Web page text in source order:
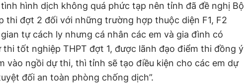
hình dịch không quá phức tạp nên tỉnh đã đề nghị Bộ
thi đợt 2 đối với những trường hợp thuộc diện F1, F2
tự cách ly nhưng cá nhân các em và gia đình có
thi tốt nghiệp THPT đợt 1, được lãnh đạo điểm thi đồng ý
vào ngồi dự thi, thì tỉnh sẽ tạo điều kiện cho các em dự
đối an toàn phòng chống dịch”.